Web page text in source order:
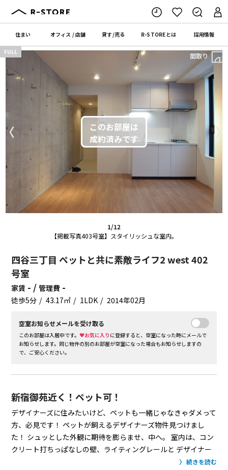
住まい オフィス /店舗 貸す/売る R-STOREとは 採用情報
1/12
【掲載写真403号室】スタイリッシュな室内。
〈 〉
FULL 間取り
四谷三丁目 ペットと共に素敵ライフ2 west 402
号室
家賃 - /管理費 -
徒歩5分 43.17㎡ 1LDK 2014年02月
空室お知らせメールを受け取る
このお部屋は入居中です。♥お気に入り に登録すると、空室になった時にメールで
お知らせします。同じ物件の別のお部屋が空室になった場合もお知らせしますの
で、ご安心ください。
新宿御苑近く！ペット可！
デザイナーズに住みたいけど、ペットも一緒じゃなきゃダメって
方、必見です！ ペットが飼えるデザイナーズ物件見つけまし
た！ シュッとした外観に期待を膨らませ、中へ。
室内は、コン
クリート打ちっぱなしの壁、ライティングレールと デザイナー
お部屋のタイ
続きを読む